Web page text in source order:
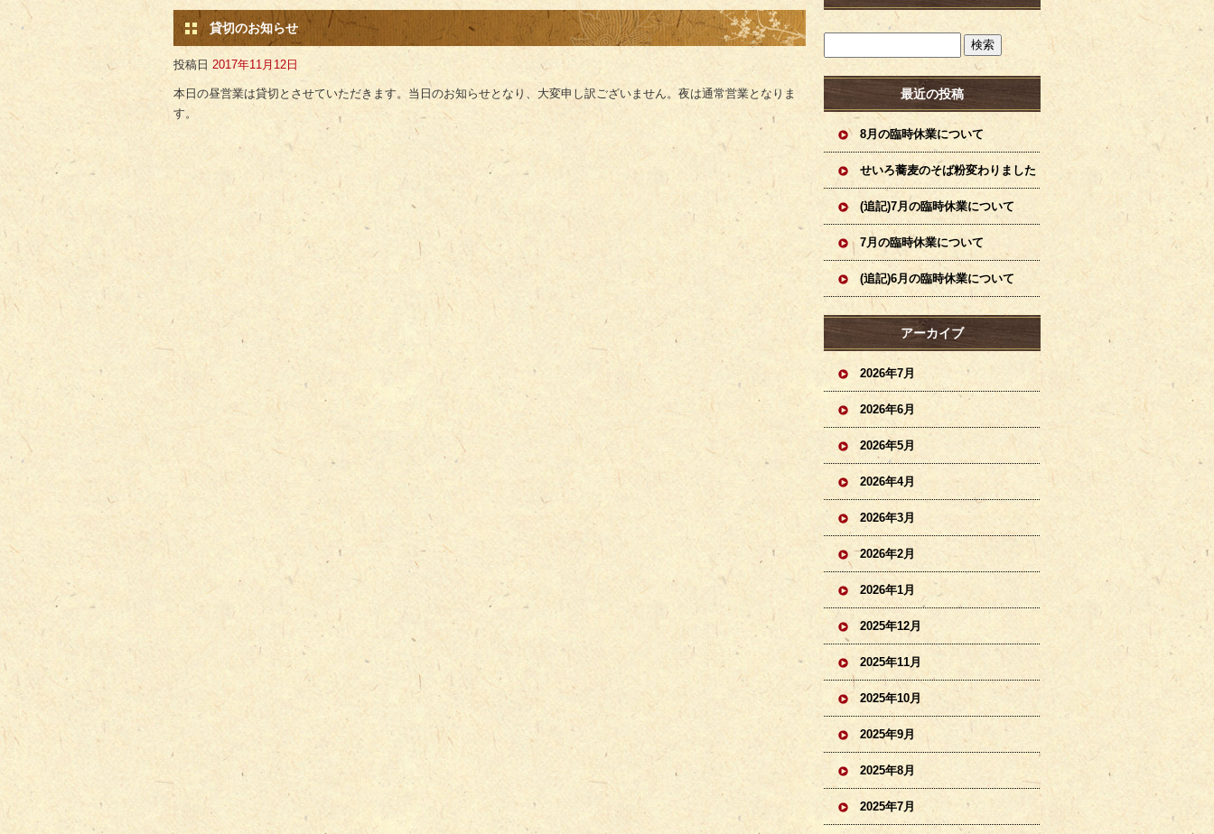
貸切のお知らせ
投稿日 2017年11月12日
本日の昼営業は貸切とさせていただきます。当日のお知らせとなり、大変申し訳ございません。夜は通常営業となりま
す。
最近の投稿
8月の臨時休業について
せいろ蕎麦のそば粉変わりました
(追記)7月の臨時休業について
7月の臨時休業について
(追記)6月の臨時休業について
アーカイブ
2026年7月
2026年6月
2026年5月
2026年4月
2026年3月
2026年2月
2026年1月
2025年12月
2025年11月
2025年10月
2025年9月
2025年8月
2025年7月